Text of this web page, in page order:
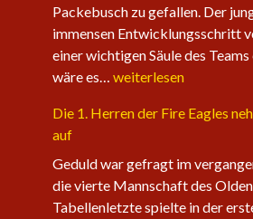
Packebusch zu gefallen. Der
immensen Entwicklungsschritt
einer wichtigen Säule des
wäre es… Saisonabschluss
Herrenteams
weiterlesen
Die 1. Herren der Fire Eagles
auf
Geduld war gefragt im
die vierte Mannschaft des
Tabellenletzte spielte in der